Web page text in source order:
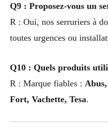
Q9 : Proposez-vous un
R : Oui, nos serruriers à
toutes urgences ou
Q10 : Quels produits
R : Marque fiables :
Fort, Vachette, Tesa.